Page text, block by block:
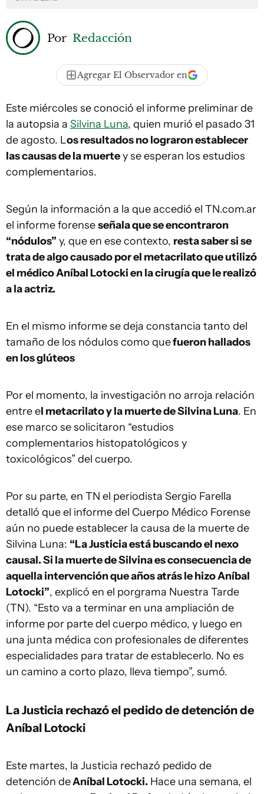
Por Redacción
Agregar El Observador en
Este miércoles se conoció el informe preliminar de
la autopsia a Silvina Luna, quien murió el pasado 31
de agosto. Los resultados no lograron establecer
las causas de la muertey se esperan los estudios
complementarios.
Según la información a la que accedió el TN.com.ar
el informe forenseseñala que se encontraron
“nódulos” y, que en ese contexto, resta saber si se
trata de algo causado por el metacrilato que utilizó
el médico Aníbal Lotocki en la cirugía que le realizó
a la actriz.
En el mismo informe se deja constancia tanto del
tamaño de los nódulos como quefueron hallados
en los glúteos
Por el momento, la investigación no arroja relación
entre el metacrilato y la muerte de Silvina Luna. En
ese marco se solicitaron “estudios
complementarios histopatológicos y
toxicológicos” del cuerpo.
Por su parte, en TN el periodista Sergio Farella
detalló que el informe del Cuerpo Médico Forense
aún no puede establecer la causa de la muerte de
Silvina Luna: “La Justicia está buscando el nexo
causal. Si la muerte de Silvina es consecuencia de
aquella intervención que años atrás le hizo Aníbal
Lotocki”, explicó en el porgrama Nuestra Tarde
(TN). “Esto va a terminar en una ampliación de
informe por parte del cuerpo médico, y luego en
una junta médica con profesionales de diferentes
especialidades para tratar de establecerlo. No es
un camino a corto plazo, lleva tiempo”, sumó.
La Justicia rechazó el pedido de detención de
Aníbal Lotocki
Este martes, la Justicia rechazó pedido de
detención deAníbal Lotocki. Hace una semana, el